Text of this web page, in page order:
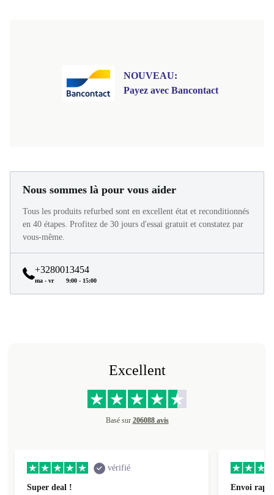
NOUVEAU:
Payez avec Bancontact
Nous sommes là pour vous aider
Tous les produits refurbed sont en excellent état et reconditionnés
en 40 étapes. Profitez de 30 jours d'essai gratuit et constatez par
vous-même.
+3280013454
ma - vr 9:00 - 15:00
Excellent
Basé sur 206088 avis
vérifié
Super deal ! Envoi